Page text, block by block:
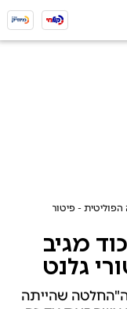
- פיטורי גלנט
מגיב
גלנט
ה"החלטה שהייתה